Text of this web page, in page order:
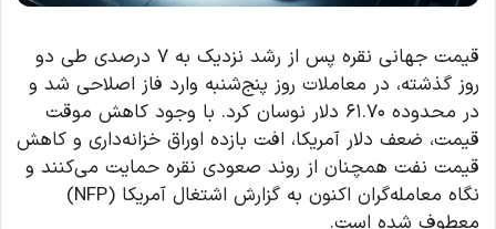
قیمت جهانی نقره پس از رشد نزدیک به ۷ درصدی طی دو
روز گذشته، در معاملات روز پنج‌شنبه وارد فاز اصلاحی شد و
در محدوده ۶۱.۷۰ دلار نوسان کرد. با وجود کاهش موقت
قیمت، ضعف دلار آمریکا، افت بازده اوراق خزانه‌داری و کاهش
قیمت نفت همچنان از روند صعودی نقره حمایت می‌کنند و
نگاه معامله‌گران اکنون به گزارش اشتغال آمریکا (NFP)